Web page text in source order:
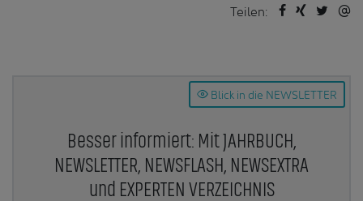
Teilen:
Blick in die NEWSLETTER
Besser informiert: Mit JAHRBUCH,
NEWSLETTER, NEWSFLASH, NEWSEXTRA
und EXPERTEN VERZEICHNIS